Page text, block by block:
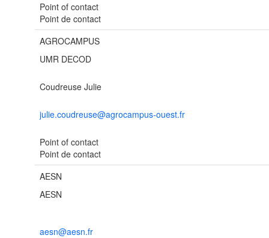
Point of contact
Point de contact
AGROCAMPUS
UMR DECOD
Coudreuse Julie
julie.coudreuse@agrocampus-ouest.fr
Point of contact
Point de contact
AESN
AESN
aesn@aesn.fr